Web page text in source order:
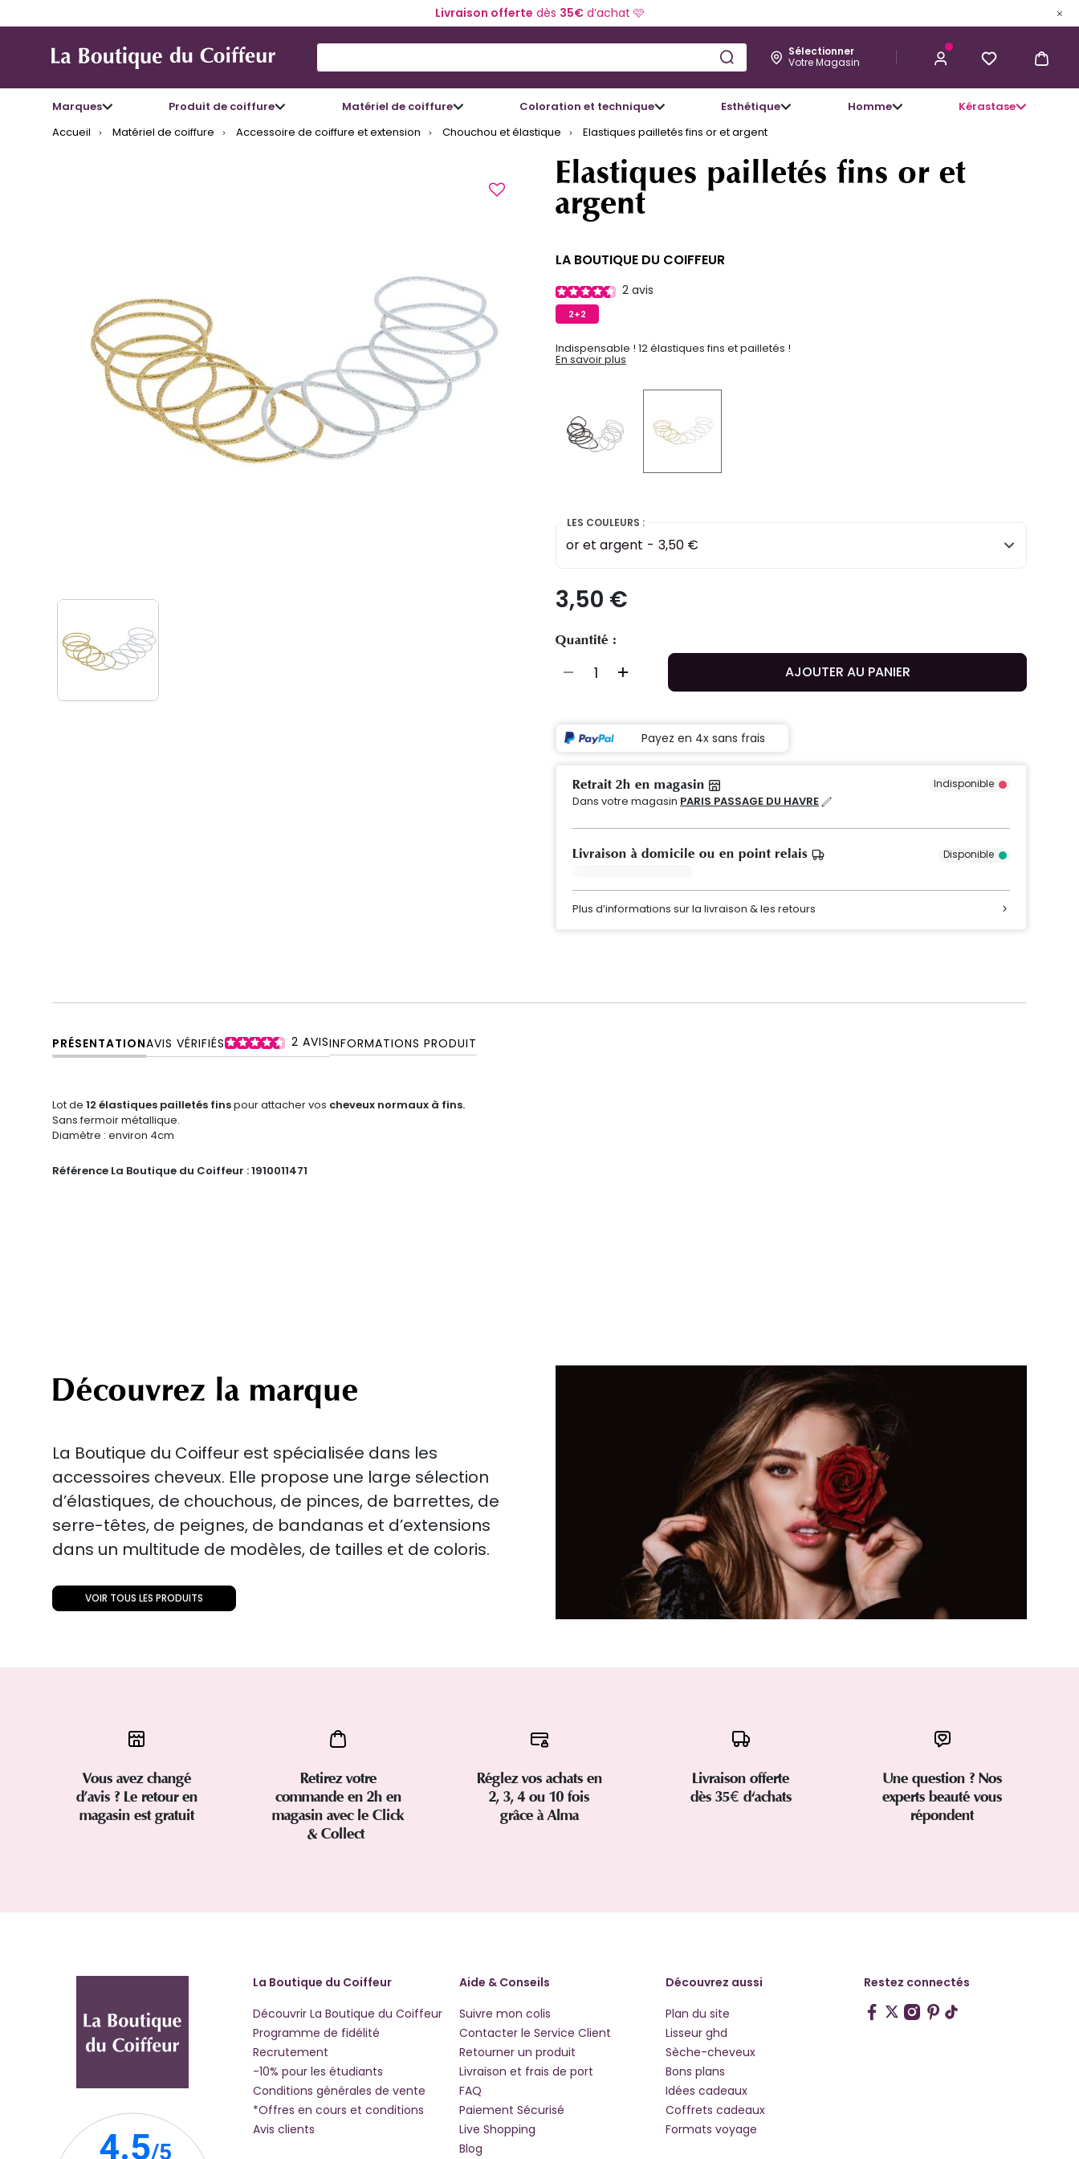
Livraison offerte dès 35€d’achat 🩷
Sélectionner
Votre Magasin
Marques Produit de coiffure Matériel de coiffure Coloration et technique Esthétique Homme Kérastase
J’ACHÈTE
Accueil Matériel de coiffure Accessoire de coiffure et extension Chouchou et élastique Elastiques pailletés fins or et argent
Elastiques pailletés fins or et
argent
LA BOUTIQUE DU COIFFEUR
2 avis
2+2
Indispensable ! 12 élastiques fins et pailletés !
En savoir plus
selected
LES COULEURS :
or et argent - 3,50 €
3,50 €
Quantité :
AJOUTER AU PANIER
Payez en 4x sans frais
Retrait 2h en magasin Indisponible
Dans votre magasin PARIS PASSAGE DU HAVRE
Livraison à domicile ou en point relais Disponible
Plus d’informations sur la livraison & les retours
PRÉSENTATIONAVIS VÉRIFIÉS 2 AVISINFORMATIONS PRODUIT
Lot de 12 élastiques pailletés finspour attacher vos cheveux normaux à fins.
Sans fermoir métallique.
Diamètre : environ 4cm
Référence La Boutique du Coiffeur :1910011471
Découvrez la marque
La Boutique du Coiffeur est spécialisée dans les
accessoires cheveux. Elle propose une large sélection
d’élastiques, de chouchous, de pinces, de barrettes, de
serre-têtes, de peignes, de bandanas et d’extensions
dans un multitude de modèles, de tailles et de coloris.
VOIR TOUS LES PRODUITS
Vous avez changé
d’avis ? Le retour en
magasin est gratuit
Retirez votre
commande en 2h en
magasin avec le Click
& Collect
Réglez vos achats en
2, 3, 4 ou 10 fois
grâce à Alma
Livraison offerte
dès 35€ d'achats
Une question ? Nos
experts beauté vous
répondent
La Boutique du Coiffeur
Découvrir La Boutique du Coiffeur
Programme de fidélité
Recrutement
-10% pour les étudiants
Conditions générales de vente
*Offres en cours et conditions
Avis clients
Aide & Conseils
Suivre mon colis
Contacter le Service Client
Retourner un produit
Livraison et frais de port
FAQ
Paiement Sécurisé
Live Shopping
Blog
Découvrez aussi
Plan du site
Lisseur ghd
Sèche-cheveux
Bons plans
Idées cadeaux
Coffrets cadeaux
Formats voyage
Restez connectés